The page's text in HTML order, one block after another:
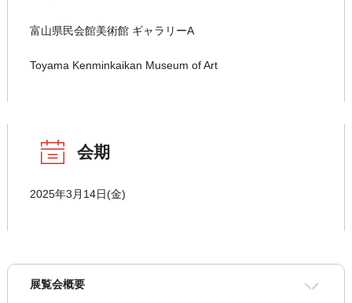
富山県民会館美術館 ギャラリーA
Toyama Kenminkaikan Museum of Art
会期
2025年3月14日(金)
展覧会概要